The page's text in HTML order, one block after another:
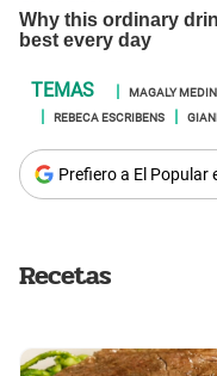
MAGALY
REBECA ESCRIBENS
Prefiero a El Popular
Recetas